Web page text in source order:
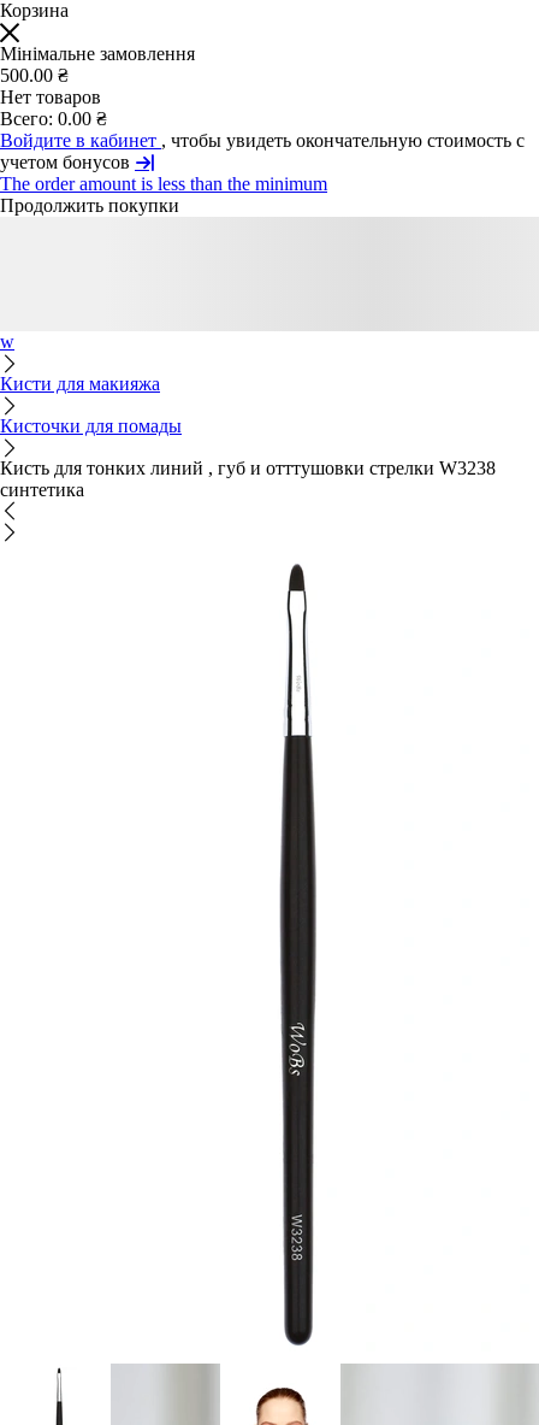
Корзина
Мінімальне замовлення
500.00 ₴
Нет товаров
Всего: 0.00 ₴
Войдите в кабинет , чтобы увидеть окончательную стоимость с
учетом бонусов
The order amount is less than the minimum
Продолжить покупки
w
Кисти для макияжа
Кисточки для помады
Кисть для тонких линий , губ и отттушовки стрелки W3238
синтетика